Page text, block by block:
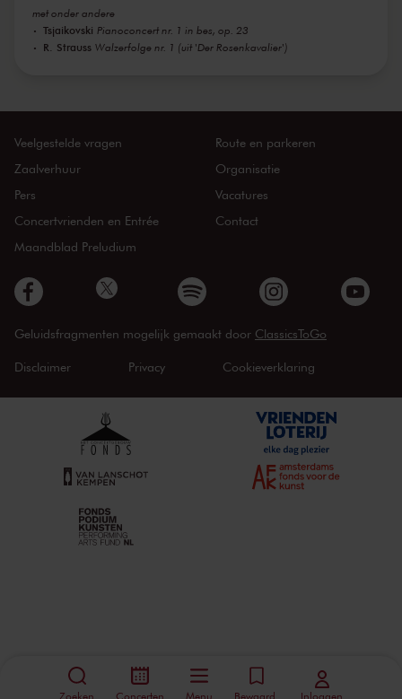
Zoeken Concerten Menu Bewaard Inloggen
met onder andere
Tsjaikovski Pianoconcert nr. 1 in bes, op. 23
R. Strauss Walzerfolge nr. 1 (uit 'Der Rosenkavalier')
Veelgestelde vragen
Zaalverhuur
Pers
Concertvrienden en Entrée
Maandblad Preludium
Route en parkeren
Organisatie
Vacatures
Contact
Geluidsfragmenten mogelijk gemaakt door ClassicsToGo
Disclaimer Privacy Cookieverklaring